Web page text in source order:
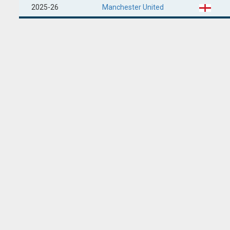
2025-26 Manchester United